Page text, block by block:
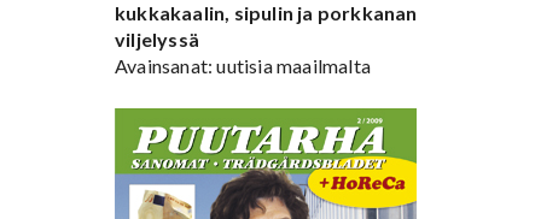
kukkakaalin, sipulin ja porkkanan
viljelyssä
Avainsanat: uutisia maailmalta